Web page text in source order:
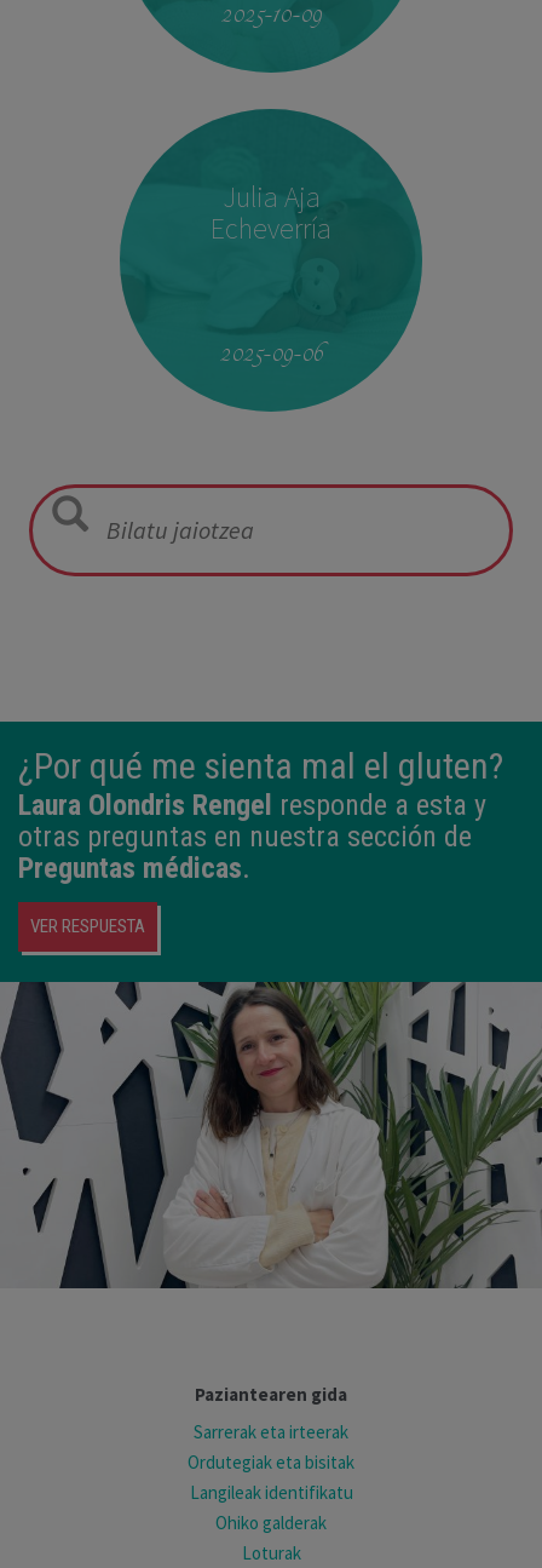
2025-10-09
Julia Aja
Echeverría
2025-09-06
¿Por qué me sienta mal el gluten?
Laura Olondris Rengel responde a esta y
otras preguntas en nuestra sección de
Preguntas médicas.
VER RESPUESTA
Paziantearen gida
Sarrerak eta irteerak
Ordutegiak eta bisitak
Langileak identifikatu
Ohiko galderak
Loturak